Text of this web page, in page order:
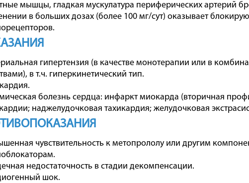
мышцы, гладкая мускулатура периферических артерий
в больших дозах (более 100 мг/сут) оказывает
гипертензия (в качестве монотерапии или в
в т.ч. гиперкинетический тип.
болезнь сердца: инфаркт миокарда (вторичная
наджелудочковая тахикардия; желудочковая
чувствительность к метопрололу или другим
недостаточность в стадии декомпенсации.
шок.